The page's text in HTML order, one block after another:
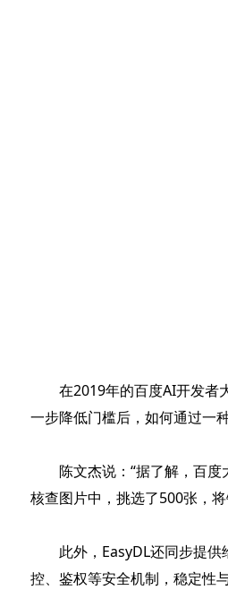
在2019年的百度AI开发者
一步降低门槛后，如何通过一
陈文杰说：“据了解，百
核查图片中，挑选了500张，
此外，EasyDL还同步提供
控、鉴权等安全机制，稳定性